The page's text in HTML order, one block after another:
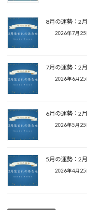
8月の運勢：2
2026年7月25
7月の運勢：2
2026年6月25
6月の運勢：2
2026年5月25
5月の運勢：2
2026年4月25